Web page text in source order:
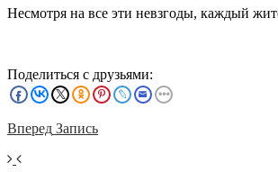
Несмотря на все эти невзгоды, каждый
Поделиться с друзьями:
Вперед Запись